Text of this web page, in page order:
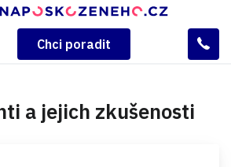
Chci poradit
a jejich zkušenosti